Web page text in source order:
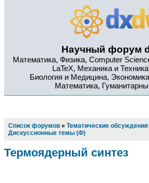
Научный форум
Математика, Физика, Computer
LaTeX, Механика и
Биология и Медицина,
Математика,
Список форумов » Тематические обсуждения
Дискуссионные темы (Ф)
Термоядерный синтез